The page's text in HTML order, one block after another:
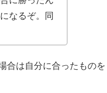
なるぞ。同
合は自分に合ったものを